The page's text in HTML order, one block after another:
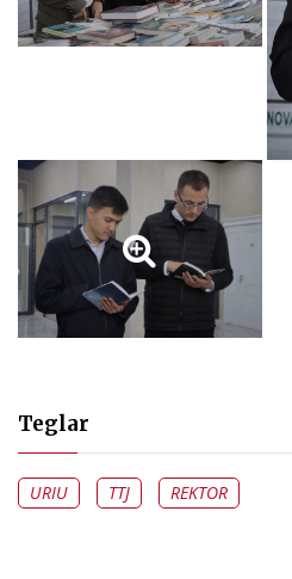
Teglar
URIU TTJ REKTOR